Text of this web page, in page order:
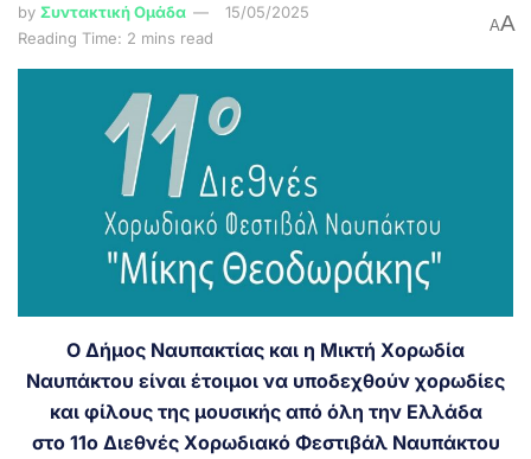
by Συντακτική Ομάδα
15/05/2025
Reading Time: 2 mins read
AA
Ο Δήμος Ναυπακτίας και η Μικτή Χορωδία
Ναυπάκτου είναι έτοιμοι να υποδεχθούν χορωδίες
και φίλους της μουσικής από όλη την Ελλάδα
στο 11ο Διεθνές Χορωδιακό Φεστιβάλ Ναυπάκτου